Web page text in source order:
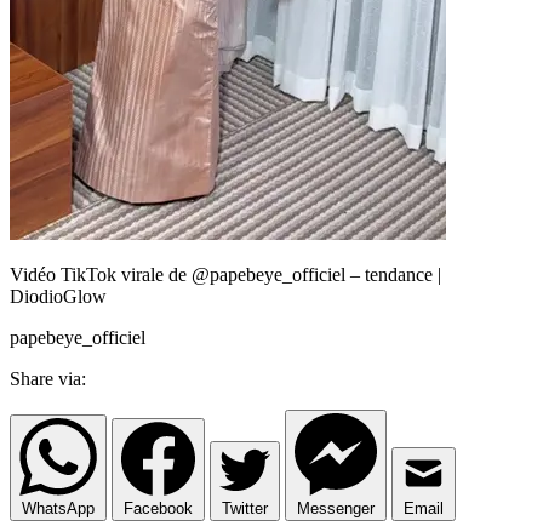
Vidéo TikTok virale de @papebeye_officiel – tendance |
DiodioGlow
papebeye_officiel
Share via:
WhatsApp Facebook Twitter Messenger Email